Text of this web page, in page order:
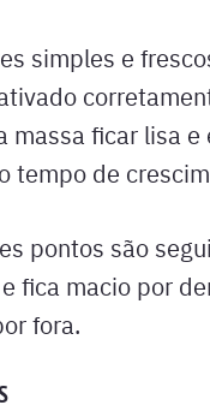
simples e
massa ficar lisa e
tempo de
pontos são
fica macio por
fora.